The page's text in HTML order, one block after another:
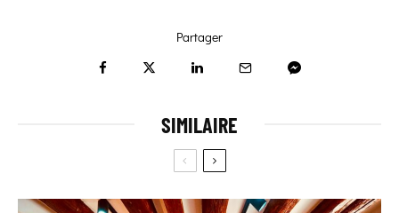
Partager
SIMILAIRE